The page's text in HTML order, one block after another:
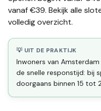
vanaf €39. Bekijk alle
volledig overzicht.
💡 UIT DE PRAKTIJK
Inwoners van
de snelle responstijd: bij
doorgaans binnen 15 tot